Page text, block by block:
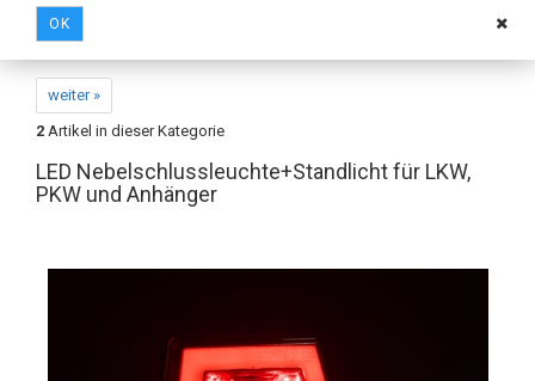
OK
weiter »
2 Artikel in dieser Kategorie
LED Nebelschlussleuchte+Standlicht für LKW,
PKW und Anhänger